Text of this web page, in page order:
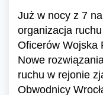
Już w nocy z 7
organizacja
Oficerów Wojska
Nowe
ruchu w rejonie
Obwodnicy